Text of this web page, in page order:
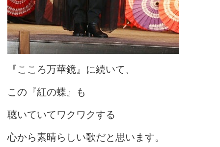
『こころ万華鏡』に続いて、
この『紅の蝶』も
聴いていてワクワクする
心から素晴らしい歌だと思います。